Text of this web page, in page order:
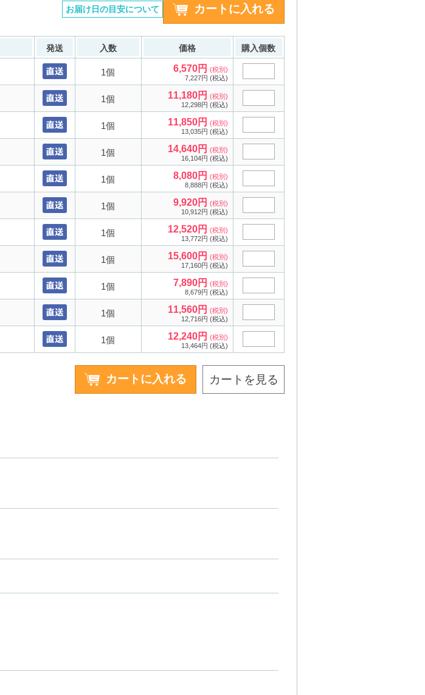
お届け日の目安について
発送 入数 価格 購入個数
1個 6,570円(税別)
7,227円 (税込)
1個 11,180円(税別)
12,298円 (税込)
1個 11,850円(税別)
13,035円 (税込)
1個 14,640円(税別)
16,104円 (税込)
1個 8,080円(税別)
8,888円 (税込)
1個 9,920円(税別)
10,912円 (税込)
1個 12,520円(税別)
13,772円 (税込)
1個 15,600円(税別)
17,160円 (税込)
1個 7,890円(税別)
8,679円 (税込)
1個 11,560円(税別)
12,716円 (税込)
1個 12,240円(税別)
13,464円 (税込)
カートを見る